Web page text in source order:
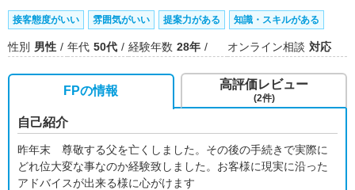
接客態度がいい 雰囲気がいい 提案力がある 知識・スキルがある
性別 男性 年代 50代 経験年数 28年 オンライン相談 対応
FPの情報
自己紹介
昨年末 尊敬する父を亡くしました。その後の手続きで実際に
どれ位大変な事なのか経験致しました。お客様に現実に沿った
アドバイスが出来る様に心がけます
高評価レビュー
(2件)